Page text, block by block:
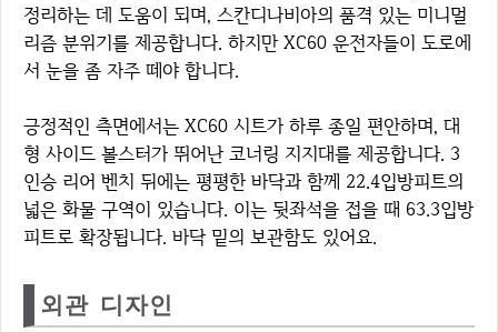
정리하는 데 도움이 되며, 스칸디나비아의 품격 있는 미니멀
리즘 분위기를 제공합니다. 하지만 XC60 운전자들이 도로에
서 눈을 좀 자주 떼야 합니다.
긍정적인 측면에서는 XC60 시트가 하루 종일 편안하며, 대
형 사이드 볼스터가 뛰어난 코너링 지지대를 제공합니다. 3
인승 리어 벤치 뒤에는 평평한 바닥과 함께 22.4입방피트의
넓은 화물 구역이 있습니다. 이는 뒷좌석을 접을 때 63.3입방
피트로 확장됩니다. 바닥 밑의 보관함도 있어요.
외관 디자인